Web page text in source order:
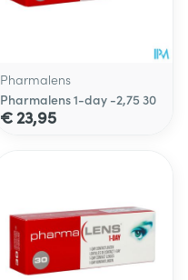
Pharmalens
Pharmalens 1-day -2,75 30
€ 23,95